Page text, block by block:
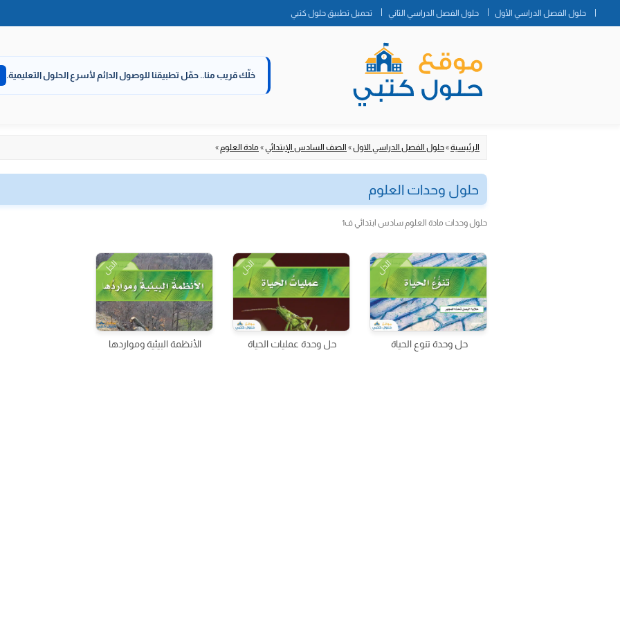
حلول الفصل الدراسي الأول حلول الفصل الدراسي الثاني تحميل تطبيق حلول كتبي
خلّك قريب منا.. حمّل تطبيقنا للوصول الدائم لأسرع الحلول التعليمية.
الرئيسية»حلول الفصل الدراسي الاول» الصف السادس الإبتدائي» مادة العلوم »
حلول وحدات العلوم
حلول وحدات مادة العلوم سادس ابتدائي ف1
الحل
حل وحدة تنوع الحياة
الحل
حل وحدة عمليات الحياة
الحل
الأنظمة البيئية ومواردها